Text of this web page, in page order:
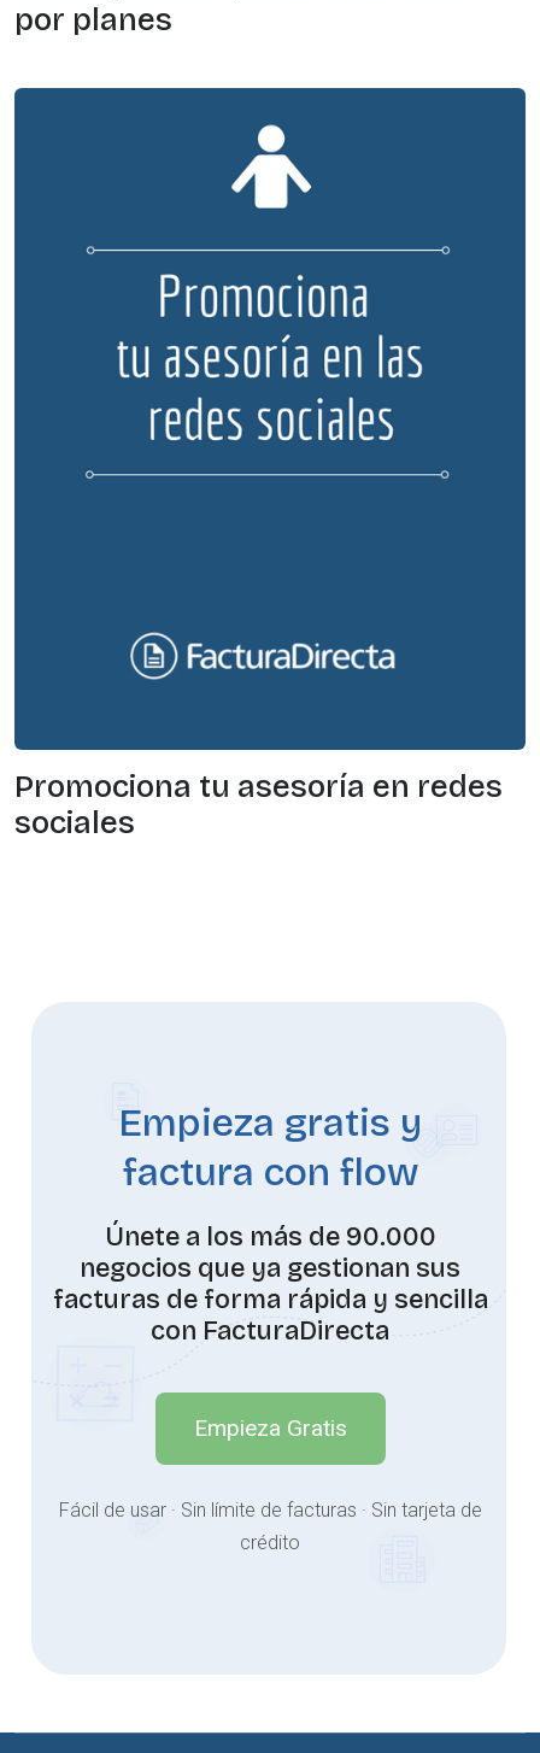
por planes
Promociona tu asesoría en redes
sociales
Empieza gratis y
factura con flow
Únete a los más de 90.000
negocios que ya gestionan sus
facturas de forma rápida y sencilla
con FacturaDirecta
Empieza Gratis
Fácil de usar · Sin límite de facturas · Sin tarjeta de
crédito